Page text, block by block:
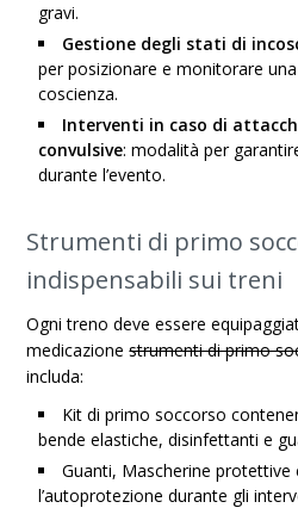
gravi.
Gestione degli stati di
per posizionare e monitorare
coscienza.
Interventi in caso di
convulsive: modalità per
durante l’evento.
Strumenti di primo
indispensabili sui treni
Ogni treno deve essere
medicazionestrumenti di primo
includa:
Kit di primo soccorso
bende elastiche, disinfettanti e
Guanti, Mascherine protettive
l’autoprotezione durante gli